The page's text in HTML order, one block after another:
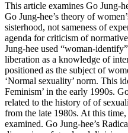
This article examines Go Jung-
Go Jung-hee’s theory of
sisterhood, not sameness of
agenda for criticism of
Jung-hee used “woman-
liberation as a knowledge of
positioned as the subject of
‘Normal sexuality’ norm. This
Feminism’ in the early 1990s.
related to the history of of
from the late 1980s. At this
examined. Go Jung-hee’s